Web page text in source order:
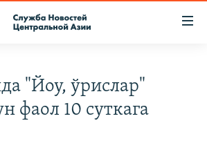
"Йоу, ўрислар"
фаол 10 суткага